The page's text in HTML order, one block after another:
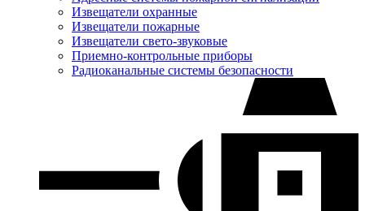
Извещатели охранные
Извещатели пожарные
Извещатели свето-звуковые
Приемно-контрольные приборы
Радиоканальные системы безопасности